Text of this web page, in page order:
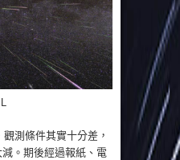
測條件其實十分差，
。期後經過報紙、電